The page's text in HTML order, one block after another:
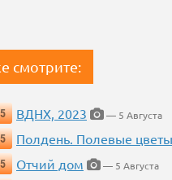
смотрите:
ВДНХ, 2023
— 5 Августа
Полдень. Полевые цветы
Отчий дом
— 5 Августа